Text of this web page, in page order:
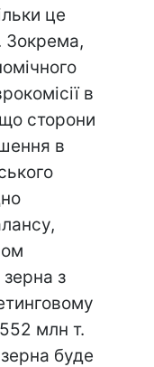
це
Зокрема,
в
сторони
в
зерна з
млн т.
буде